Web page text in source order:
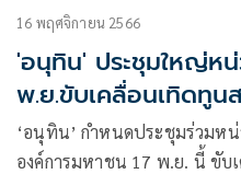
16 พฤศจิกายน 2566
'อนุทิน' ประชุมใหญ่หน่
พ.ย.ขับเคลื่อนเทิดทูน
‘อนุทิน’ กำหนดประชุมร่วมหน่
องค์การมหาชน 17 พ.ย. นี้ ขับเคลื่อนการเทิดทูนสถาบันหลัก